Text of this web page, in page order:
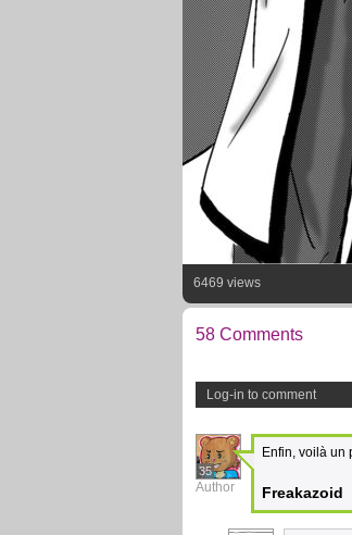
6469 views
58 Comments
Log-in to comment
35
Author
Enfin, voilà un
Freakazoid